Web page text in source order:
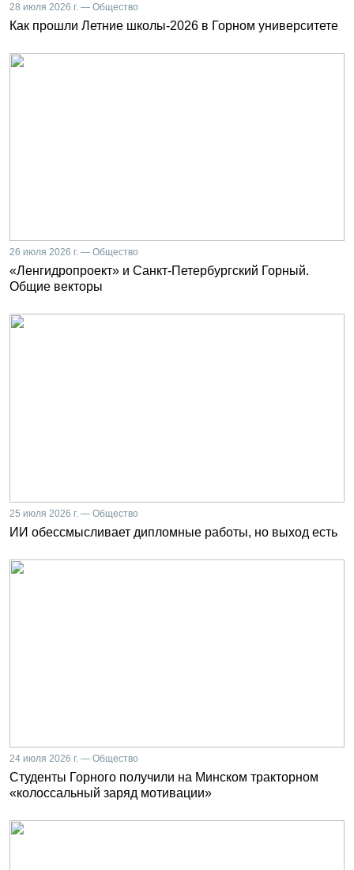
28 июля 2026 г. — Общество
Как прошли Летние школы-2026 в Горном университете
26 июля 2026 г. — Общество
«Ленгидропроект» и Санкт-Петербургский Горный.
Общие векторы
25 июля 2026 г. — Общество
ИИ обессмысливает дипломные работы, но выход есть
24 июля 2026 г. — Общество
Студенты Горного получили на Минском тракторном
«колоссальный заряд мотивации»